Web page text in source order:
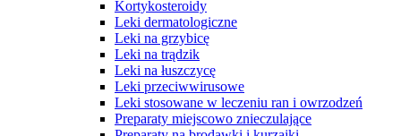
Kortykosteroidy
Leki dermatologiczne
Leki na grzybicę
Leki na trądzik
Leki na łuszczycę
Leki przeciwwirusowe
Leki stosowane w leczeniu ran i owrzodzeń
Preparaty miejscowo znieczulające